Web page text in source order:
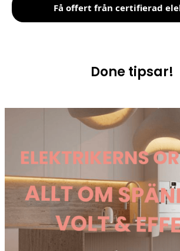
Få offert från certifierad
Done tipsar!